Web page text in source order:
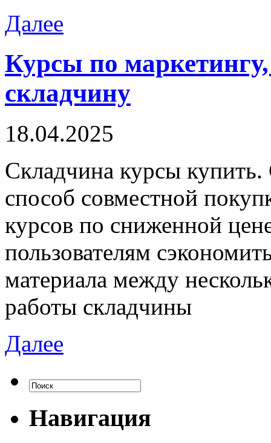
Далее
Курсы по
складчину
18.04.2025
Склaдчинa курсы
способ совместной
курсов по сниженной
пользователям
материала между
работы складчины
Далее
Навигация